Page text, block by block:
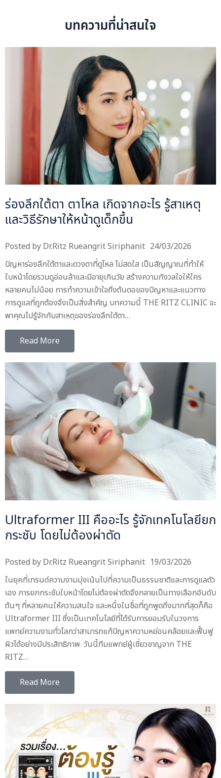
บทความที่น่าสนใจ
ร่องลึกใต้ตา ตาโหล เกิดจากอะไร รู้สาเหตุ
และวิธีรักษาให้หน้าดูเด็กขึ้น
Posted by Dr.Ritz Rueangrit Siriphanit 24/03/2026
ปัญหาร่องลึกใต้ตาและดวงตาที่ดูโหล ไม่สดใส เป็นสัญญาณที่ทำให้
ใบหน้าโดยรวมดูอ่อนล้าและมีอายุเกินวัย สร้างความกังวลใจให้ใคร
หลายคนไม่น้อย การทำความเข้าใจถึงต้นตอของปัญหาและแนวทาง
การดูแลที่ถูกต้องจึงเป็นสิ่งสำคัญ บทความนี้ THE RITZ CLINIC จะ
พาคุณไปรู้จักกับสาเหตุของร่องลึกใต้ตา…
Read More
Ultraformer III คืออะไร รู้จักเทคโนโลยียก
กระชับ โดยไม่ต้องผ่าตัด
Posted by Dr.Ritz Rueangrit Siriphanit 19/03/2026
ในยุคที่เทรนด์ความงามมุ่งเน้นไปที่ความเป็นธรรมชาติและการดูแลตัว
เอง การยกกระชับใบหน้าโดยไม่ต้องผ่าตัดจึงกลายเป็นทางเลือกอันดับ
ต้นๆ ที่หลายคนให้ความสนใจ และหนึ่งในชื่อที่ถูกพูดถึงมากที่สุดก็คือ
Ultraformer III ซึ่งเป็นเทคโนโลยีที่ได้รับการยอมรับในวงการ
แพทย์ความงามทั่วโลกว่าสามารถแก้ปัญหาความหย่อนคล้อยและฟื้นฟู
ผิวได้อย่างมีประสิทธิภาพ วันนี้ทีมแพทย์ผู้เชี่ยวชาญจาก THE
RITZ…
Read More